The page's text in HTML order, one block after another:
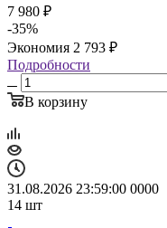
7 980 ₽
-35%
Экономия 2 793 ₽
Подробности
В корзину
31.08.2026 23:59:00 0000
14 шт